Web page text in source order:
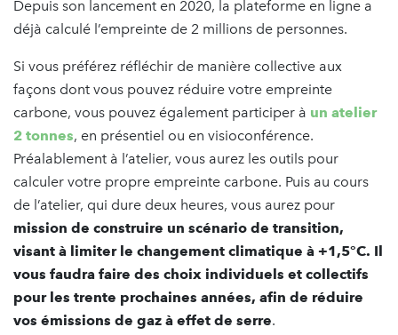
Depuis son lancement en 2020, la plateforme en ligne a
déjà calculé l’empreinte de 2 millions de personnes.
Si vous préférez réfléchir de manière collective aux
façons dont vous pouvez réduire votre empreinte
carbone, vous pouvez également participer à un atelier
2 tonnes, en présentiel ou en visioconférence.
Préalablement à l’atelier, vous aurez les outils pour
calculer votre propre empreinte carbone. Puis au cours
de l’atelier, qui dure deux heures, vous aurez pour
mission de construire un scénario de transition,
visant à limiter le changement climatique à +1,5°C. Il
vous faudra faire des choix individuels et collectifs
pour les trente prochaines années, afin de réduire
vos émissions de gaz à effet de serre.